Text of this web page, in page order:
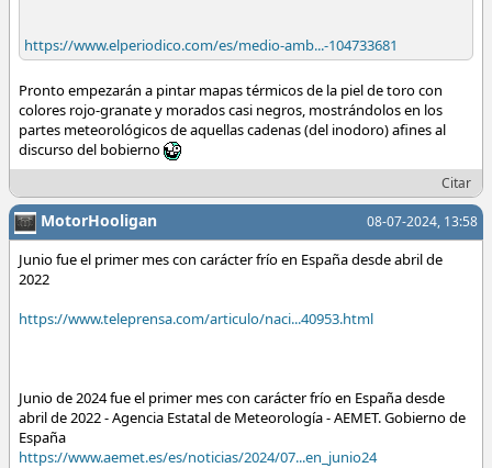
https://www.elperiodico.com/es/medio-amb...-104733681
Pronto empezarán a pintar mapas térmicos de la piel de toro con
colores rojo-granate y morados casi negros, mostrándolos en los
partes meteorológicos de aquellas cadenas (del inodoro) afines al
discurso del bobierno
Citar
08-07-2024, 13:58
MotorHooligan
Junio fue el primer mes con carácter frío en España desde abril de
2022
https://www.teleprensa.com/articulo/naci...40953.html
Junio de 2024 fue el primer mes con carácter frío en España desde
abril de 2022 - Agencia Estatal de Meteorología - AEMET. Gobierno de
España
https://www.aemet.es/es/noticias/2024/07...en_junio24